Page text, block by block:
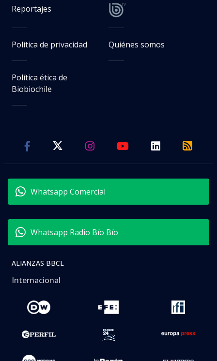
Reportajes
Política de privacidad Quiénes somos
Política ética de
Biobiochile
Whatsapp Comercial
Whatsapp Radio Bío Bío
ALIANZAS BBCL
Internacional